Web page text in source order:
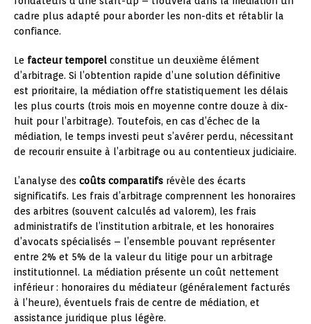
cadre plus adapté pour aborder les non-dits et rétablir la
confiance.
Le facteur temporel constitue un deuxième élément
d’arbitrage. Si l’obtention rapide d’une solution définitive
est prioritaire, la médiation offre statistiquement les délais
les plus courts (trois mois en moyenne contre douze à dix-
huit pour l’arbitrage). Toutefois, en cas d’échec de la
médiation, le temps investi peut s’avérer perdu, nécessitant
de recourir ensuite à l’arbitrage ou au contentieux judiciaire.
L’analyse des coûts comparatifs révèle des écarts
significatifs. Les frais d’arbitrage comprennent les honoraires
des arbitres (souvent calculés ad valorem), les frais
administratifs de l’institution arbitrale, et les honoraires
d’avocats spécialisés – l’ensemble pouvant représenter
entre 2% et 5% de la valeur du litige pour un arbitrage
institutionnel. La médiation présente un coût nettement
inférieur : honoraires du médiateur (généralement facturés
à l’heure), éventuels frais de centre de médiation, et
assistance juridique plus légère.